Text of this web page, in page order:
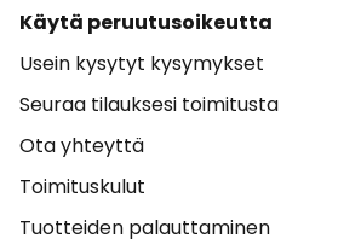
Käytä peruutusoikeutta
Usein kysytyt kysymykset
Seuraa tilauksesi toimitusta
Ota yhteyttä
Toimituskulut
Tuotteiden palauttaminen